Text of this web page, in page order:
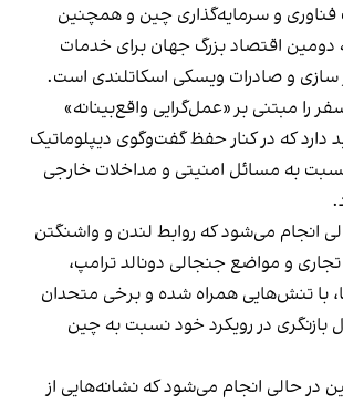
فناوری و سرمایه‌گذاری چین و همچنین
اقتصاد بزرگ جهان برای خدمات
و صادرات ویسکی اسکاتلندی است.
را مبتنی بر «عمل‌گرایی واقع‌بینانه»
دارد که در کنار حفظ گفت‌وگوی دیپلوماتیک
به مسائل امنیتی و مداخلات خارجی
انجام می‌شود که روابط لندن و واشنگتن
و مواضع جنجالی دونالد ترامپ،
با تنش‌هایی همراه شده و برخی متحدان
بازنگری در رویکرد خود نسبت به چین
در حالی انجام می‌شود که نشانه‌هایی از